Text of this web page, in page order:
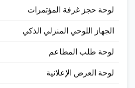
لوحة حجز غرفة المؤتمرات
الجهاز اللوحي المنزلي الذكي
لوحة طلب المطاعم
لوحة العرض الإعلانية